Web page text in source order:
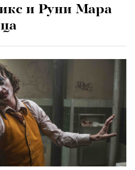
и Руни Мара